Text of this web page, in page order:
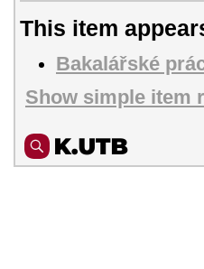
This item
Bakalářské
Show simple item